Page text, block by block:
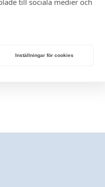
Inställningar för cookies